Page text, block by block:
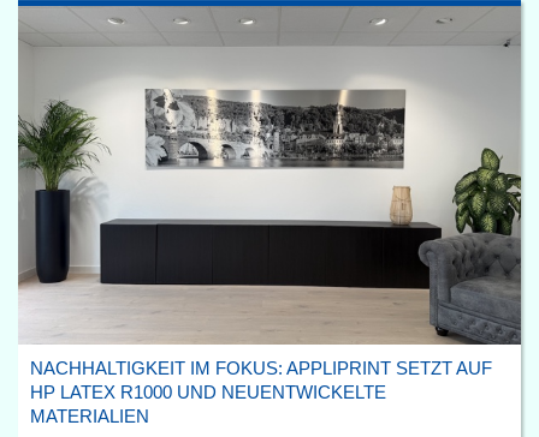
NACHHALTIGKEIT IM FOKUS: APPLIPRINT SETZT AUF
HP LATEX R1000 UND NEUENTWICKELTE
MATERIALIEN